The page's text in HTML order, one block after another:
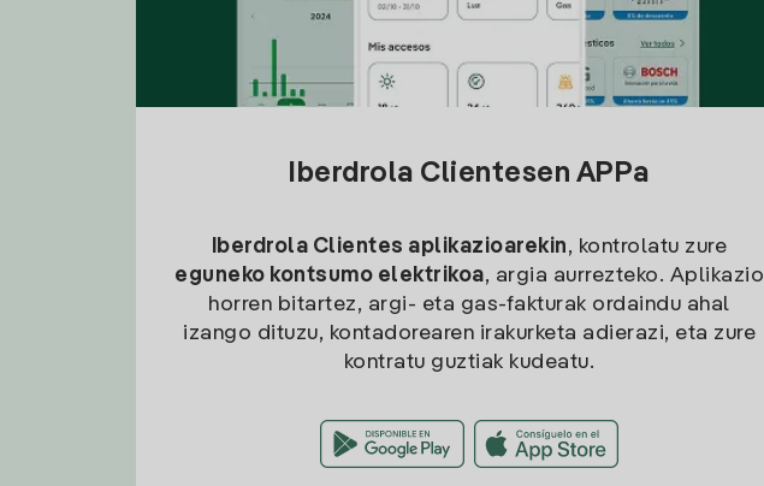
Iberdrola Clientesen APPa
Iberdrola Clientes aplikazioarekin, kontrolatu zure
eguneko kontsumo elektrikoa, argia aurrezteko. Aplikazio
horren bitartez, argi- eta gas-fakturak ordaindu ahal
izango dituzu, kontadorearen irakurketa adierazi, eta zure
kontratu guztiak kudeatu.